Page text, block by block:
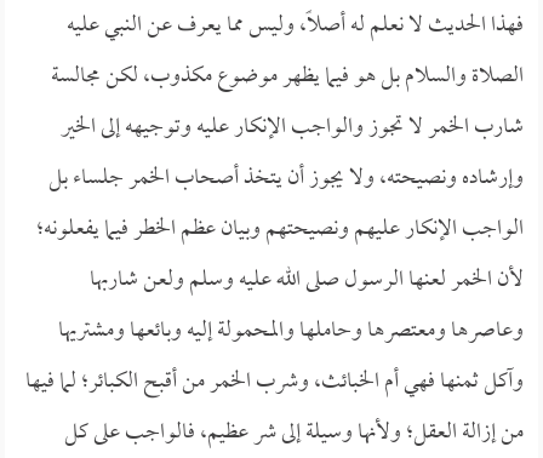
فهذا الحديث لا نعلم له أصلاً، وليس مما يعرف عن النبي عليه
الصلاة والسلام بل هو فيما يظهر موضوع مكذوب، لكن مجالسة
شارب الخمر لا تجوز والواجب الإنكار عليه وتوجيهه إلى الخير
وإرشاده ونصيحته، ولا يجوز أن يتخذ أصحاب الخمر جلساء بل
الواجب الإنكار عليهم ونصيحتهم وبيان عظم الخطر فيما يفعلونه؛
لأن الخمر لعنها الرسول صلى الله عليه وسلم ولعن شاربها
وعاصرها ومعتصرها وحاملها والمحمولة إليه وبائعها ومشتريها
وآكل ثمنها فهي أم الخبائث، وشرب الخمر من أقبح الكبائر؛ لما فيها
من إزالة العقل؛ ولأنها وسيلة إلى شر عظيم، فالواجب على كل